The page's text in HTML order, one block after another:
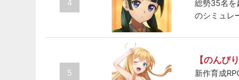
4
総勢35名を
のシミュレ
5
【のんび
新作育成